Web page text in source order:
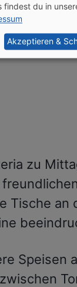
zu
Tische an
Speisen
findest du in
Akzeptieren &